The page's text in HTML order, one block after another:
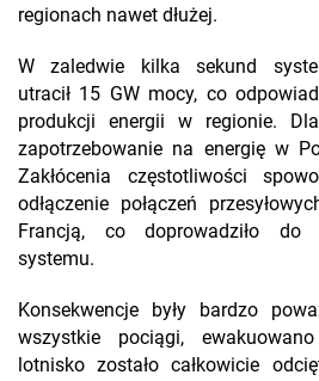
regionach nawet dłużej.
W zaledwie kilka sekund
utracił 15 GW mocy, co
produkcji energii w regionie.
zapotrzebowanie na energię w
Zakłócenia częstotliwości
odłączenie połączeń
Francją, co doprowadziło do
systemu.
Konsekwencje były bardzo
wszystkie pociągi,
lotnisko zostało całkowicie